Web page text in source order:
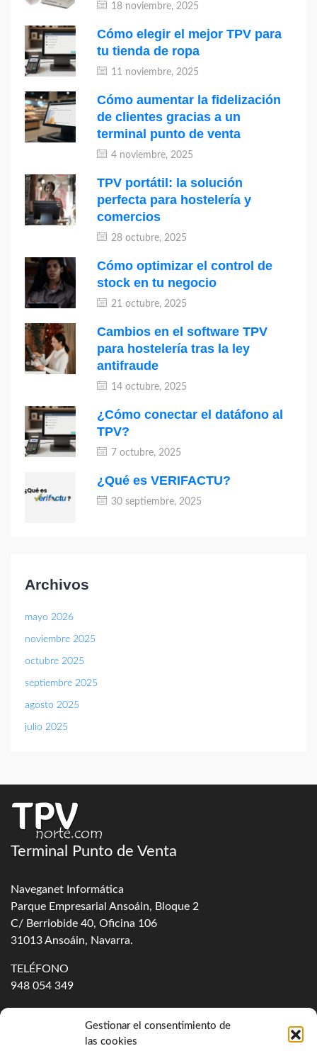
Gestionar el consentimiento de
las cookies
18 noviembre, 2025
Cómo elegir el mejor TPV para
tu tienda de ropa
11 noviembre, 2025
Cómo aumentar la fidelización
de clientes gracias a un
terminal punto de venta
4 noviembre, 2025
TPV portátil: la solución
perfecta para hostelería y
comercios
28 octubre, 2025
Cómo optimizar el control de
stock en tu negocio
21 octubre, 2025
Cambios en el software TPV
para hostelería tras la ley
antifraude
14 octubre, 2025
¿Cómo conectar el datáfono al
TPV?
7 octubre, 2025
¿Qué es VERIFACTU?
30 septiembre, 2025
Archivos
mayo 2026
noviembre 2025
octubre 2025
septiembre 2025
agosto 2025
julio 2025
Terminal Punto de Venta
Naveganet Informática
Parque Empresarial Ansoáin, Bloque 2
C/ Berriobide 40, Oficina 106
31013Ansoáin, Navarra.
TELÉFONO
948 054 349
Acerca de TPV Norte Contacto